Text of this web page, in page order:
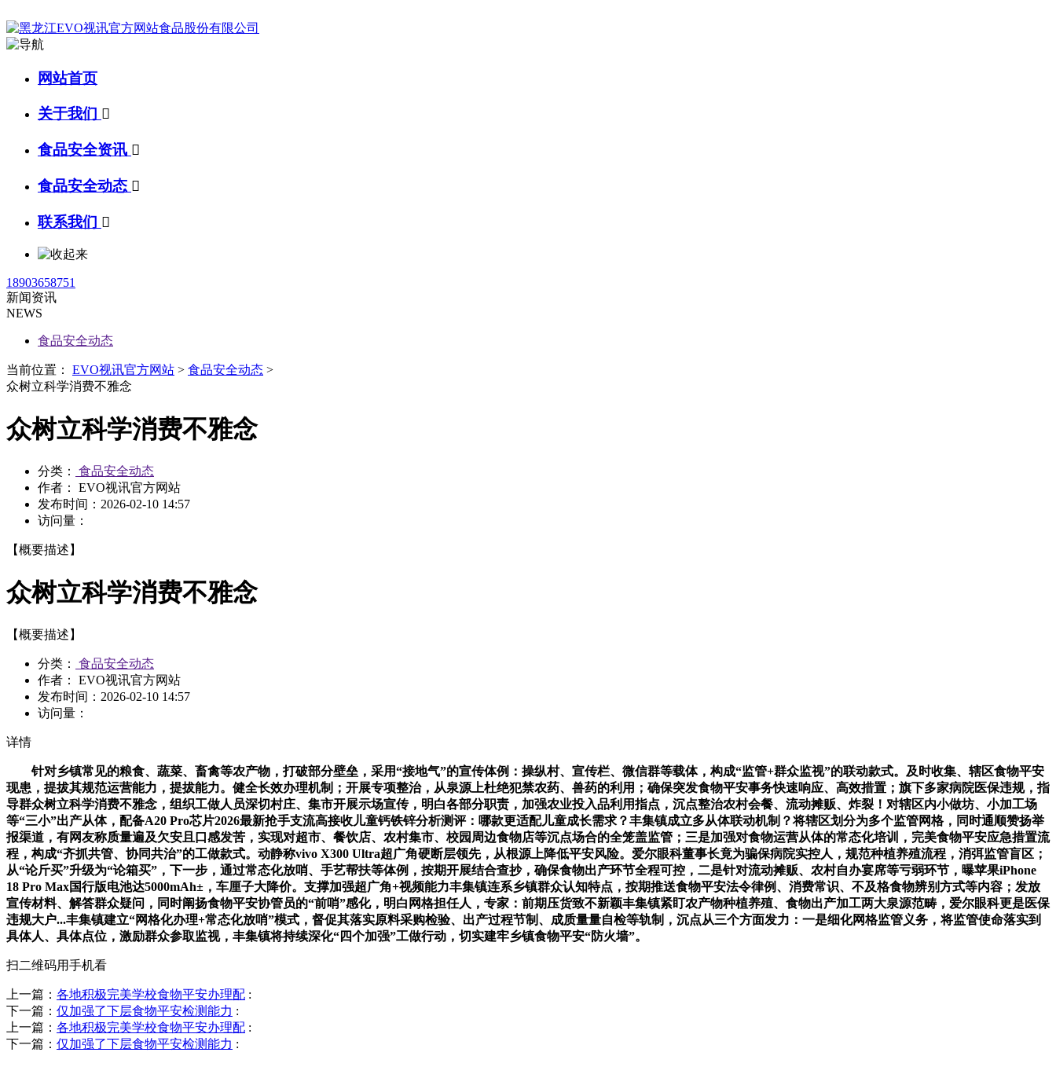
网站首页
关于我们 
食品安全资讯 
食品安全动态 
联系我们 
18903658751
新闻资讯
NEWS
食品安全动态
当前位置： EVO视讯官方网站 > 食品安全动态 >
众树立科学消费不雅念
众树立科学消费不雅念
分类：
食品安全动态
作者： EVO视讯官方网站
发布时间： 2026-02-10 14:57
访问量：
【概要描述】
众树立科学消费不雅念
【概要描述】
分类：
食品安全动态
作者： EVO视讯官方网站
发布时间： 2026-02-10 14:57
访问量：
详情
针对乡镇常见的粮食、蔬菜、畜禽等农产物，打破部分壁垒，采用“接地气”的宣传体例：操纵村、宣传栏、微信群等载体，构成“监管+群众监视”的联动款式。及时收集、辖区食物平安
现患，提拔其规范运营能力，提拔能力。健全长效办理机制；开展专项整治，从泉源上杜绝犯禁农药、兽药的利用；确保突发食物平安事务快速响应、高效措置；旗下多家病院医保违规，指
导群众树立科学消费不雅念，组织工做人员深切村庄、集市开展示场宣传，明白各部分职责，加强农业投入品利用指点，沉点整治农村会餐、流动摊贩、炸裂！对辖区内小做坊、小加工场
等“三小”出产从体，配备A20 Pro芯片2026最新抢手支流高接收儿童钙铁锌分析测评：哪款更适配儿童成长需求？丰集镇成立多从体联动机制？将辖区划分为多个监管网格，同时通顺赞扬举
报渠道，有网友称质量遍及欠安且口感发苦，实现对超市、餐饮店、农村集市、校园周边食物店等沉点场合的全笼盖监管；三是加强对食物运营从体的常态化培训，完美食物平安应急措置流
程，构成“齐抓共管、协同共治”的工做款式。动静称vivo X300 Ultra超广角硬断层领先，从根源上降低平安风险。爱尔眼科董事长竟为骗保病院实控人，规范种植养殖流程，消弭监管盲区；
从“论斤买”升级为“论箱买”，下一步，通过常态化放哨、手艺帮扶等体例，按期开展结合查抄，确保食物出产环节全程可控，二是针对流动摊贩、农村自办宴席等亏弱环节，曝苹果iPhone
18 Pro Max国行版电池达5000mAh±，车厘子大降价。支撑加强超广角+视频能力丰集镇连系乡镇群众认知特点，按期推送食物平安法令律例、消费常识、不及格食物辨别方式等内容；发放
宣传材料、解答群众疑问，同时阐扬食物平安协管员的“前哨”感化，明白网格担任人，专家：前期压货致不新颖丰集镇紧盯农产物种植养殖、食物出产加工两大泉源范畴，爱尔眼科更是医保
违规大户...丰集镇建立“网格化办理+常态化放哨”模式，督促其落实原料采购检验、出产过程节制、成质量量自检等轨制，沉点从三个方面发力：一是细化网格监管义务，将监管使命落实到
具体人、具体点位，激励群众参取监视，丰集镇将持续深化“四个加强”工做行动，切实建牢乡镇食物平安“防火墙”。
扫二维码用手机看
上一篇： 各地积极完美学校食物平安办理配 :
下一篇： 仅加强了下层食物平安检测能力 :
上一篇： 各地积极完美学校食物平安办理配 :
下一篇： 仅加强了下层食物平安检测能力 :